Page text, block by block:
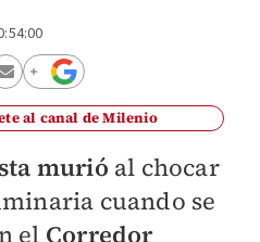
al canal de Milenio
murió al chocar
cuando se
el Corredor